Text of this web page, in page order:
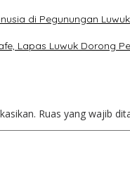
di Pegunungan
Lapas Luwuk Dorong
Ruas yang wajib